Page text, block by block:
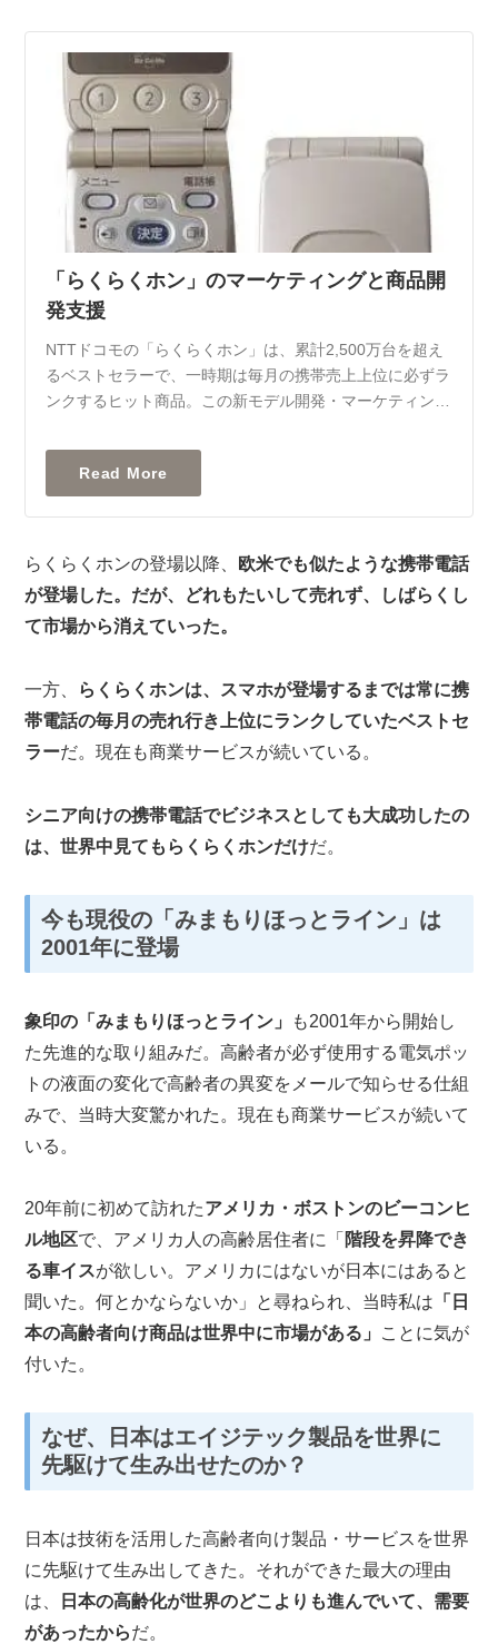
「らくらくホン」のマーケティングと商品開
発支援
NTTドコモの「らくらくホン」は、累計2,500万台を超え
るベストセラーで、一時期は毎月の携帯売上上位に必ずラ
ンクするヒット商品。この新モデル開発・マーケティング
らくらくホンの登場以降、 欧米でも似たような携帯電話
が登場した。だが、どれもたいして売れず、しばらくし
て市場から消えていった。
一方、 らくらくホンは、スマホが登場するまでは常に携
帯電話の毎月の売れ行き上位にランクしていたベストセ
ラーだ。現在も商業サービスが続いている。
シニア向けの携帯電話でビジネスとしても大成功したの
は、世界中見てもらくらくホンだけだ。
今も現役の「みまもりほっとライン」は
2001年に登場
象印の「みまもりほっとライン」
も2001年から開始し
た先進的な取り組みだ。高齢者が必ず使用する電気ポッ
トの液面の変化で高齢者の異変をメールで知らせる仕組
みで、当時大変驚かれた。現在も商業サービスが続いて
いる。
20年前に初めて訪れたアメリカ・ボストンのビーコンヒ
ル地区で、アメリカ人の高齢居住者に「 階段を昇降でき
る車イスが欲しい。アメリカにはないが日本にはあると
聞いた。何とかならないか」と尋ねられ、当時私は 「日
本の高齢者向け商品は世界中に市場がある」 ことに気が
付いた。
なぜ、日本はエイジテック製品を世界に
先駆けて生み出せたのか？
日本は技術を活用した高齢者向け製品・サービスを世界
に先駆けて生み出してきた。それができた最大の理由
は、
日本の高齢化が世界のどこよりも進んでいて、需要
があったからだ。